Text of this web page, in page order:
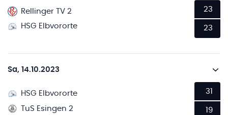
Rellinger TV 2
HSG Elbvororte
23
23
Sa, 14.10.2023
HSG Elbvororte
TuS Esingen 2
31
19